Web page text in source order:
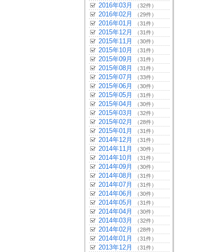
2016年03月 （32件）
2016年02月 （29件）
2016年01月 （31件）
2015年12月 （31件）
2015年11月 （30件）
2015年10月 （31件）
2015年09月 （31件）
2015年08月 （31件）
2015年07月 （33件）
2015年06月 （30件）
2015年05月 （31件）
2015年04月 （30件）
2015年03月 （32件）
2015年02月 （28件）
2015年01月 （31件）
2014年12月 （31件）
2014年11月 （30件）
2014年10月 （31件）
2014年09月 （30件）
2014年08月 （31件）
2014年07月 （31件）
2014年06月 （30件）
2014年05月 （31件）
2014年04月 （30件）
2014年03月 （32件）
2014年02月 （28件）
2014年01月 （31件）
2013年12月 （31件）